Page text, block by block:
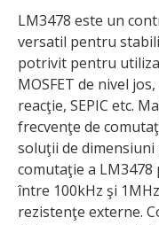
LM3478 este un
versatil pentru
potrivit pentru
MOSFET de nivel
reacţie, SEPIC etc.
frecvenţe de
soluţii de dimensiuni
comutaţie a
între 100kHz şi
rezistenţe externe.